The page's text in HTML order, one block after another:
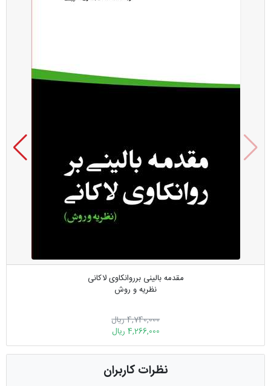
مقدمه بالینی برروانکاوی لاکانی
نظریه و روش
4,740,000 ریال
4,266,000 ریال
نظرات کاربران